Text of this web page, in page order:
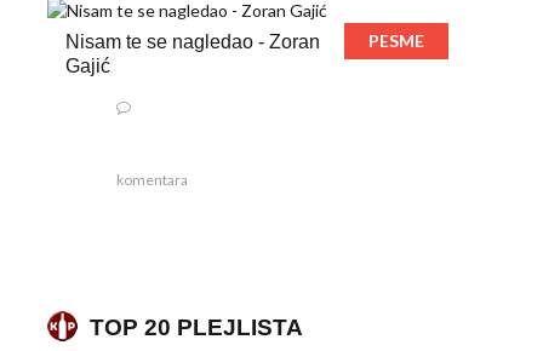
Nisam te se nagledao - Zoran
Gajić
PESME
komentara
TOP 20 PLEJLISTA